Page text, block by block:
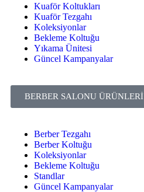
Kuaför Koltukları
Kuaför Tezgahı
Koleksiyonlar
Bekleme Koltuğu
Yıkama Ünitesi
Güncel Kampanyalar
BERBER SALONU ÜRÜNLERİ
Berber Tezgahı
Berber Koltuğu
Koleksiyonlar
Bekleme Koltuğu
Standlar
Güncel Kampanyalar